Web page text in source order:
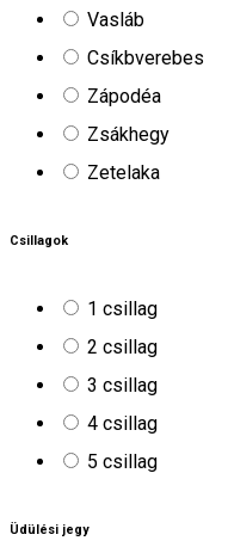
Vasláb
Csíkbverebes
Zápodéa
Zsákhegy
Zetelaka
Csillagok
1 csillag
2 csillag
3 csillag
4 csillag
5 csillag
Üdülési jegy
Nyergestető a Csíki-
délnyugatra és
m magasságban. A
es forradalom és
figyelmeztető a Csíki
mint a hazaszeretet
erdő nemcsak az 1849
1550 és 1660-as török-
nyughelye. Az
található a
helytörténeti
kaphatnak a 48–49 es
emlékeiből, vagyis